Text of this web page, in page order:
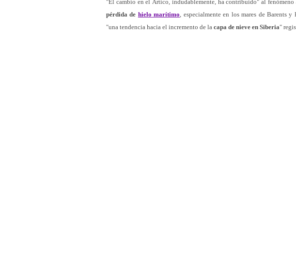
"El cambio en el Ártico, indudablemente, ha contribuido" al
pérdida de hielo marítimo, especialmente en los mares de Barents
"una tendencia hacia el incremento de la capa de nieve en Siberia"